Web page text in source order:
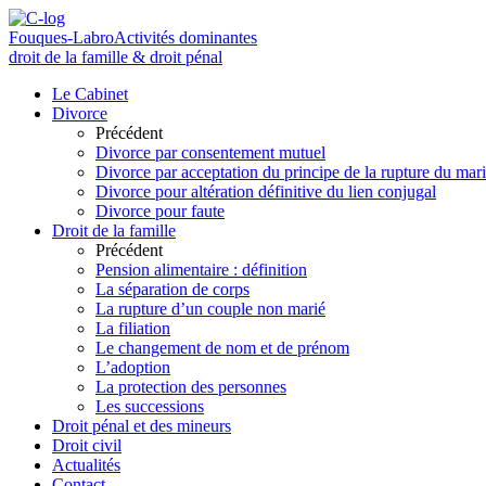
Fouques-LabroActivités dominantes
droit de la famille & droit pénal
Le Cabinet
Divorce
Précédent
Divorce par consentement mutuel
Divorce par acceptation du principe de la rupture du
Divorce pour altération définitive du lien conjugal
Divorce pour faute
Droit de la famille
Précédent
Pension alimentaire : définition
La séparation de corps
La rupture d’un couple non marié
La filiation
Le changement de nom et de prénom
L’adoption
La protection des personnes
Les successions
Droit pénal et des mineurs
Droit civil
Actualités